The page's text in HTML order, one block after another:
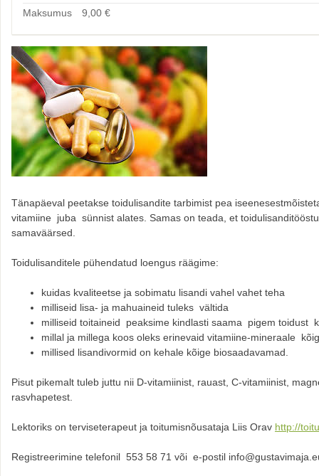
Maksumus
9,00 €
Tänapäeval peetakse toidulisandite tarbimist pea
vitamiine juba sünnist alates. Samas on teada, et
samaväärsed.
Toidulisanditele pühendatud loengus räägime:
kuidas kvaliteetse ja sobimatu lisandi vahel vahet teha
milliseid lisa- ja mahuaineid tuleks vältida
milliseid toitaineid peaksime kindlasti saama pigem toidust
millal ja millega koos oleks erinevaid vitamiine-mineraale
millised lisandivormid on kehale kõige biosaadavamad.
Pisut pikemalt tuleb juttu nii D-vitamiinist, rauast, C-vitamiinist,
rasvhapetest.
Lektoriks on terviseterapeut ja toitumisnõusataja Liis Orav http://
Registreerimine telefonil 553 58 71 või e-postil